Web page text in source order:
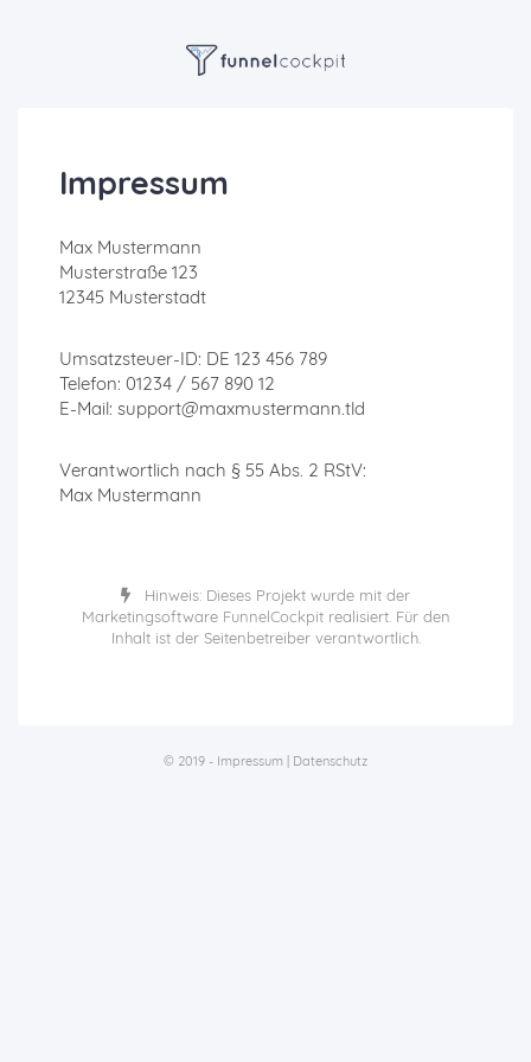
Impressum
Max Mustermann
Musterstraße 123
12345 Musterstadt
Umsatzsteuer-ID: DE 123 456 789
Telefon: 01234 / 567 890 12
E-Mail: support@maxmustermann.tld
Verantwortlich nach § 55 Abs. 2 RStV:
Max Mustermann
Hinweis: Dieses Projekt wurde mit der
Marketingsoftware FunnelCockpitrealisiert. Für den
Inhalt ist der Seitenbetreiber verantwortlich.
© 2019 - Impressum Datenschutz